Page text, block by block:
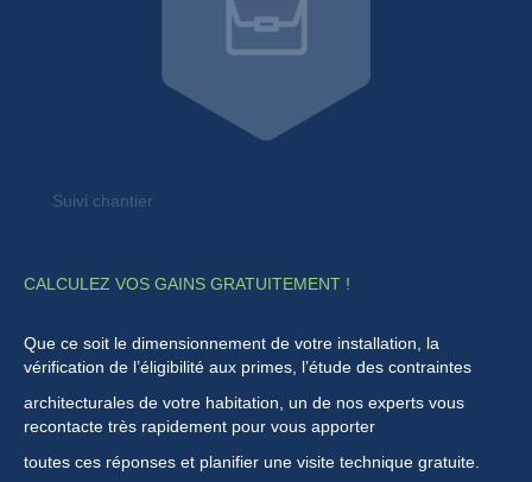
Suivi chantier
CALCULEZ VOS GAINS GRATUITEMENT !
Que ce soit le dimensionnement de votre installation, la
vérification de l’éligibilité aux primes, l’étude des contraintes
architecturales de votre habitation, un de nos experts vous
recontacte très rapidement pour vous apporter
toutes ces réponses et planifier une visite technique gratuite.